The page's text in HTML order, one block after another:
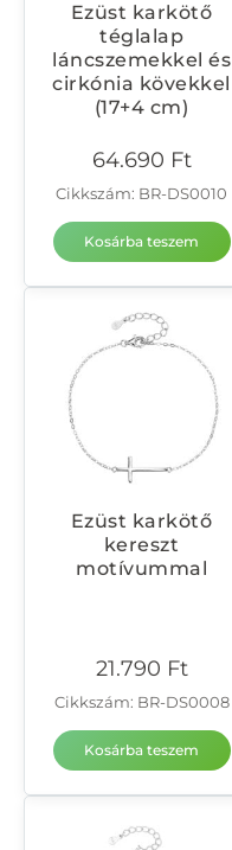
Ezüst karkötő
téglalap
láncszemekkel és
cirkónia kövekkel
(17+4 cm)
64.690 Ft
Cikkszám: BR-DS0010
Kosárba teszem
Ezüst karkötő
kereszt
motívummal
21.790 Ft
Cikkszám: BR-DS0008
Kosárba teszem